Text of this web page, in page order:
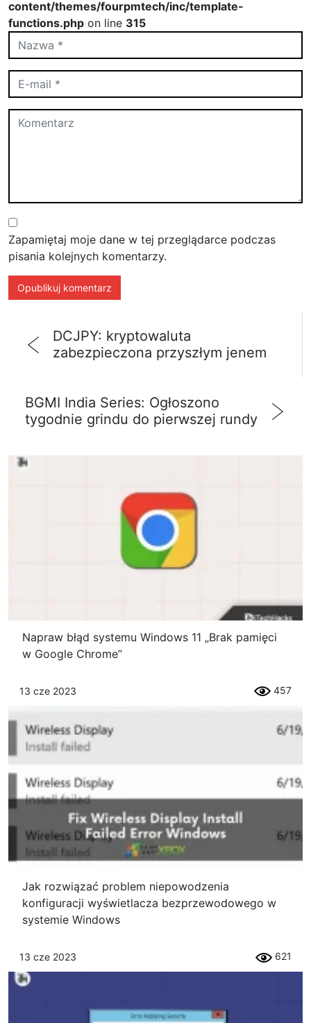
content/themes/fourpmtech/inc/template-
functions.php on line 315
Zapamiętaj moje dane w tej przeglądarce podczas
pisania kolejnych komentarzy.
DCJPY: kryptowaluta
zabezpieczona przyszłym jenem
BGMI India Series: Ogłoszono
tygodnie grindu do pierwszej rundy
Napraw błąd systemu Windows 11 „Brak pamięci
w Google Chrome”
13 cze 2023 457
Jak rozwiązać problem niepowodzenia
konfiguracji wyświetlacza bezprzewodowego w
systemie Windows
13 cze 2023 621